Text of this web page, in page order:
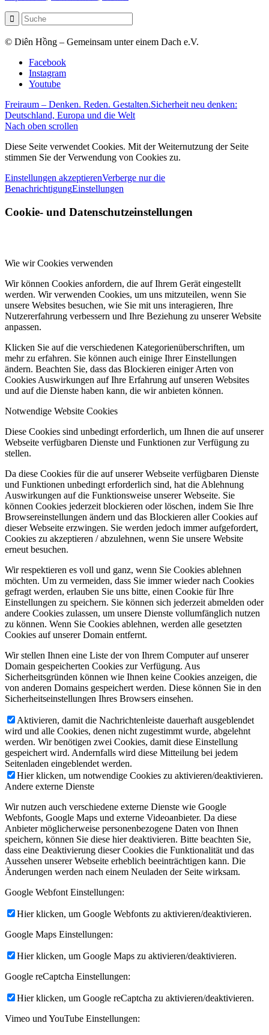
© Diên Hồng – Gemeinsam unter einem Dach e.V.
Facebook
Instagram
Youtube
Freiraum – Denken. Reden. Gestalten.Sicherheit neu denken:
Deutschland, Europa und die Welt
Nach oben scrollen
Diese Seite verwendet Cookies. Mit der Weiternutzung der Seite
stimmen Sie der Verwendung von Cookies zu.
Einstellungen akzeptierenVerberge nur die
BenachrichtigungEinstellungen
Cookie- und Datenschutzeinstellungen
Wie wir Cookies verwenden
Wir können Cookies anfordern, die auf Ihrem Gerät eingestellt
werden. Wir verwenden Cookies, um uns mitzuteilen, wenn Sie
unsere Websites besuchen, wie Sie mit uns interagieren, Ihre
Nutzererfahrung verbessern und Ihre Beziehung zu unserer Website
anpassen.
Klicken Sie auf die verschiedenen Kategorienüberschriften, um
mehr zu erfahren. Sie können auch einige Ihrer Einstellungen
ändern. Beachten Sie, dass das Blockieren einiger Arten von
Cookies Auswirkungen auf Ihre Erfahrung auf unseren Websites
und auf die Dienste haben kann, die wir anbieten können.
Notwendige Website Cookies
Diese Cookies sind unbedingt erforderlich, um Ihnen die auf unserer
Webseite verfügbaren Dienste und Funktionen zur Verfügung zu
stellen.
Da diese Cookies für die auf unserer Webseite verfügbaren Dienste
und Funktionen unbedingt erforderlich sind, hat die Ablehnung
Auswirkungen auf die Funktionsweise unserer Webseite. Sie
können Cookies jederzeit blockieren oder löschen, indem Sie Ihre
Browsereinstellungen ändern und das Blockieren aller Cookies auf
dieser Webseite erzwingen. Sie werden jedoch immer aufgefordert,
Cookies zu akzeptieren / abzulehnen, wenn Sie unsere Website
erneut besuchen.
Wir respektieren es voll und ganz, wenn Sie Cookies ablehnen
möchten. Um zu vermeiden, dass Sie immer wieder nach Cookies
gefragt werden, erlauben Sie uns bitte, einen Cookie für Ihre
Einstellungen zu speichern. Sie können sich jederzeit abmelden oder
andere Cookies zulassen, um unsere Dienste vollumfänglich nutzen
zu können. Wenn Sie Cookies ablehnen, werden alle gesetzten
Cookies auf unserer Domain entfernt.
Wir stellen Ihnen eine Liste der von Ihrem Computer auf unserer
Domain gespeicherten Cookies zur Verfügung. Aus
Sicherheitsgründen können wie Ihnen keine Cookies anzeigen, die
von anderen Domains gespeichert werden. Diese können Sie in den
Sicherheitseinstellungen Ihres Browsers einsehen.
Aktivieren, damit die Nachrichtenleiste dauerhaft ausgeblendet
wird und alle Cookies, denen nicht zugestimmt wurde, abgelehnt
werden. Wir benötigen zwei Cookies, damit diese Einstellung
gespeichert wird. Andernfalls wird diese Mitteilung bei jedem
Seitenladen eingeblendet werden.
Hier klicken, um notwendige Cookies zu aktivieren/deaktivieren.
Andere externe Dienste
Wir nutzen auch verschiedene externe Dienste wie Google
Webfonts, Google Maps und externe Videoanbieter. Da diese
Anbieter möglicherweise personenbezogene Daten von Ihnen
speichern, können Sie diese hier deaktivieren. Bitte beachten Sie,
dass eine Deaktivierung dieser Cookies die Funktionalität und das
Aussehen unserer Webseite erheblich beeinträchtigen kann. Die
Änderungen werden nach einem Neuladen der Seite wirksam.
Google Webfont Einstellungen:
Hier klicken, um Google Webfonts zu aktivieren/deaktivieren.
Google Maps Einstellungen:
Hier klicken, um Google Maps zu aktivieren/deaktivieren.
Google reCaptcha Einstellungen:
Hier klicken, um Google reCaptcha zu aktivieren/deaktivieren.
Vimeo und YouTube Einstellungen: